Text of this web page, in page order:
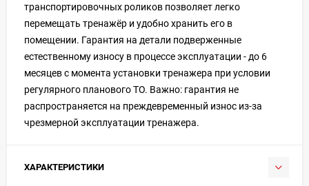
транспортировочных роликов позволяет легко
перемещать тренажёр и удобно хранить его в
помещении. Гарантия на детали подверженные
естественному износу в процессе эксплуатации - до 6
месяцев с момента установки тренажера при условии
регулярного планового ТО. Важно: гарантия не
распространяется на преждевременный износ из-за
чрезмерной эксплуатации тренажера.
ХАРАКТЕРИСТИКИ